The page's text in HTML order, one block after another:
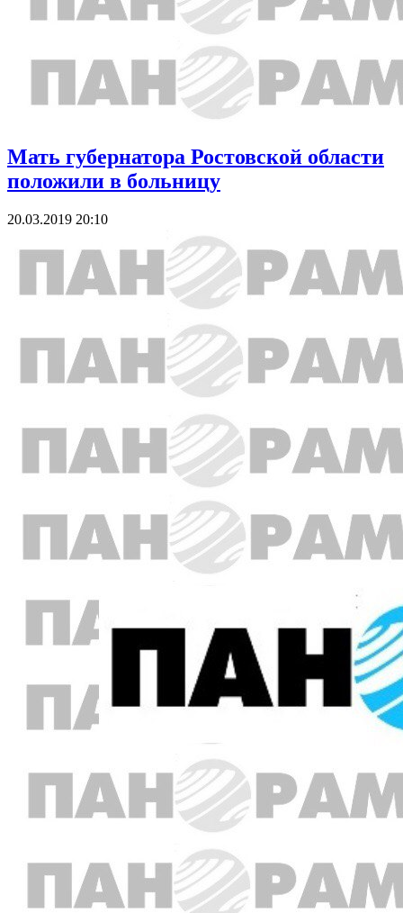
Мать губернатора Ростовской области
положили в больницу
20.03.2019 20:10